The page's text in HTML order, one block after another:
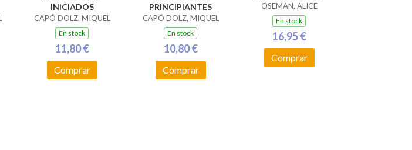
INICIADOS
CAPÓ DOLZ, MIQUEL
En stock
11,80 €
Comprar
PRINCIPIANTES
CAPÓ DOLZ, MIQUEL
En stock
10,80 €
Comprar
OSEMAN, ALICE
En stock
16,95 €
Comprar